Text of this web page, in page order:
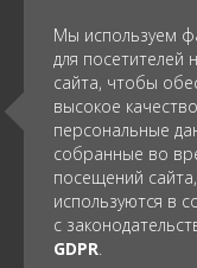
Мы используем
для посетителей
сайта, чтобы
высокое
персональные
собранные во
посещений сайта,
используются в
с
GDPR
Ziya Gökalp Mh.